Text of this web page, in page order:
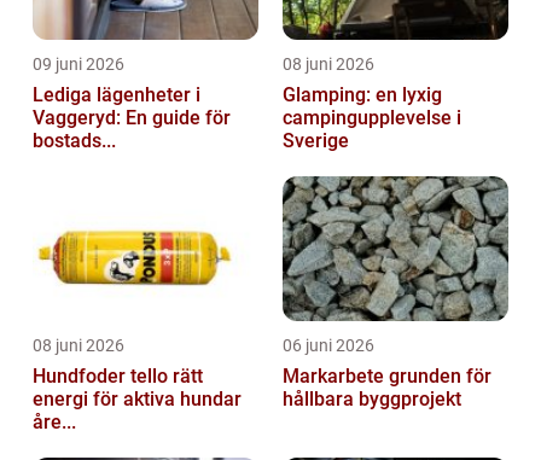
09 juni 2026
Lediga lägenheter i
Vaggeryd: En guide för
bostads...
08 juni 2026
Glamping: en lyxig
campingupplevelse i
Sverige
08 juni 2026
Hundfoder tello rätt
energi för aktiva hundar
åre...
06 juni 2026
Markarbete grunden för
hållbara byggprojekt